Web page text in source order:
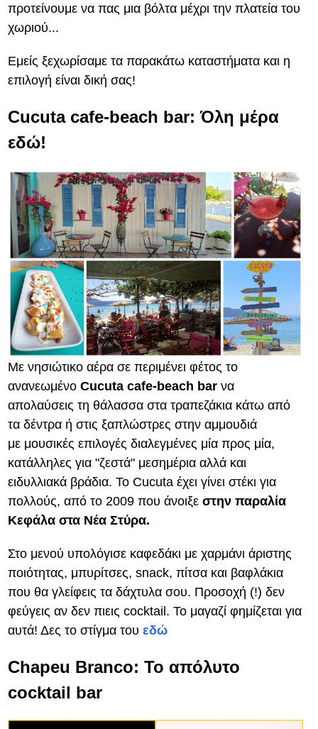
προτείνουμε να πας μια βόλτα μέχρι την πλατεία του
χωριού...
Εμείς ξεχωρίσαμε τα παρακάτω καταστήματα και η
επιλογή είναι δική σας!
Cucuta cafe-beach bar: Όλη μέρα
εδώ!
Με νησιώτικο αέρα σε περιμένει φέτος το
ανανεωμένοCucuta cafe-beach bar να
απολαύσεις τη θάλασσα στα τραπεζάκια κάτω από
τα δέντρα ή στις ξαπλώστρες στην αμμουδιά
με μουσικές επιλογές διαλεγμένες μία προς μία,
κατάλληλες για "ζεστά" μεσημέρια αλλά και
ειδυλλιακά βράδια. Το Cucuta έχει γίνει στέκι για
πολλούς, από το 2009 που άνοιξεστην παραλία
Κεφάλα στα Νέα Στύρα.
Στο μενού υπολόγισε καφεδάκι με χαρμάνι άριστης
ποιότητας, μπυρίτσες, snack, πίτσα και βαφλάκια
που θα γλείφεις τα δάχτυλα σου. Προσοχή (!) δεν
φεύγεις αν δεν πιεις cocktail. Το μαγαζί φημίζεται για
αυτά! Δες το στίγμα τουεδώ
Chapeu Branco: Το απόλυτο
cocktail bar